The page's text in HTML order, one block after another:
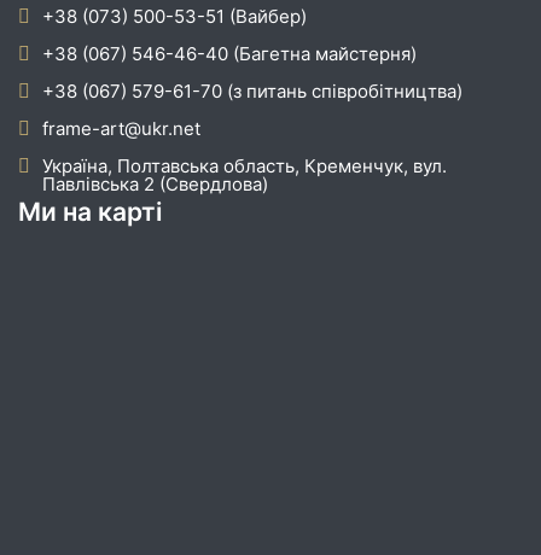
+38 (073) 500-53-51 (Вайбер)
+38 (067) 546-46-40 (Багетна майстерня)
+38 (067) 579-61-70 (з питань співробітництва)
frame-art@ukr.net
Україна, Полтавська область, Кременчук, вул.
Павлівська 2 (Свердлова)
Ми на карті